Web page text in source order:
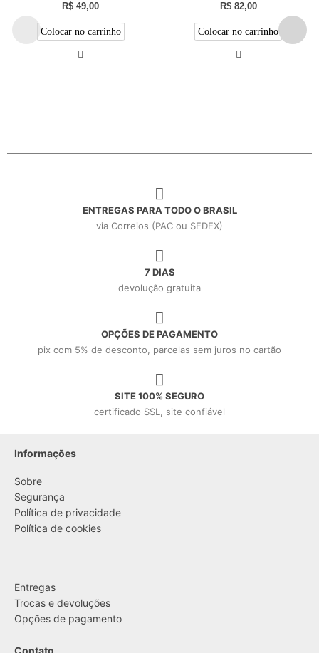
R$ 49,00
Colocar no carrinho
R$82,00
Colocar no carrinho
ENTREGAS PARA TODO O BRASIL
via Correios (PAC ou SEDEX)
7 DIAS
devolução gratuita
OPÇÕES DE PAGAMENTO
pix com 5% de desconto, parcelas sem juros no cartão
SITE 100% SEGURO
certificado SSL, site confiável
Informações
Sobre
Segurança
Política de privacidade
Política de cookies
Entregas
Trocas e devoluções
Opções de pagamento
Contato